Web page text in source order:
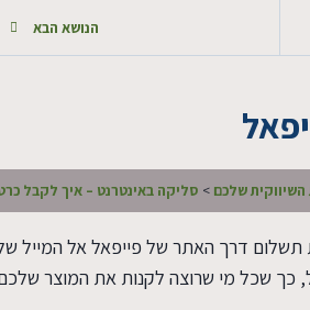
הנושא הבא
שלכם סליקה באינטרנט – איך לקבל
דרך האתר של פייפאל אל המייל
שכל מי שרוצה לקנות את המוצר שלכם